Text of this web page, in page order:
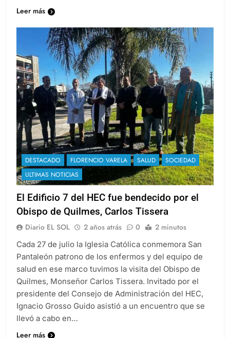
Leer más
DESTACADO FLORENCIO VARELA SALUD
SOCIEDAD
ULTIMAS NOTICIAS
El Edificio 7 del HEC fue bendecido por el
Obispo de Quilmes, Carlos Tissera
Diario EL SOL 2 años atrás 0 2 minutos
Cada 27 de julio la Iglesia Católica conmemora San
Pantaleón patrono de los enfermos y del equipo de
salud en ese marco tuvimos la visita del Obispo de
Quilmes, Monseñor Carlos Tissera. Invitado por el
presidente del Consejo de Administración del HEC,
Ignacio Grosso Guido asistió a un encuentro que se
llevó a cabo en…
Leer más